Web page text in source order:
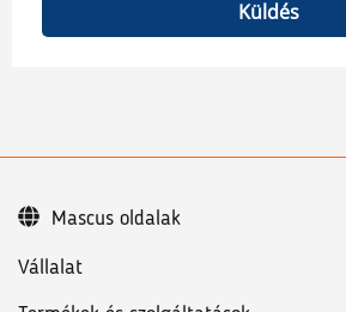
Küldés
Vállalat
Mascus oldalak